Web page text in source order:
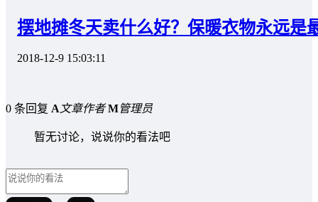
摆地摊冬天卖什么好？保暖衣物永远是
2018-12-9 15:03:11
0 条回复 A文章作者 M管理员
暂无讨论，说说你的看法吧